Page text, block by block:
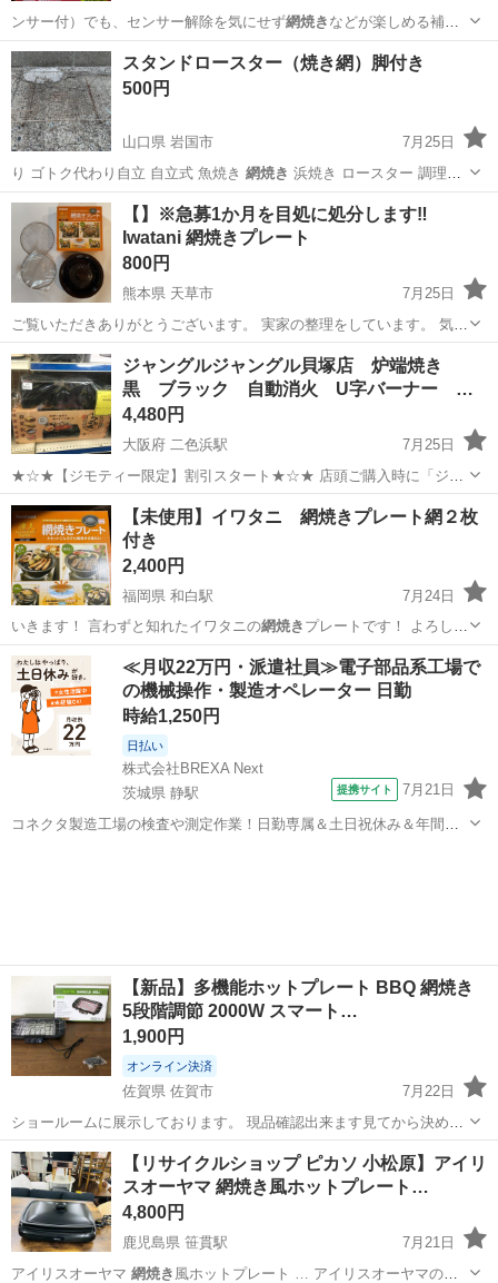
ンサー付）でも、センサー解除を気にせず網焼き などが楽しめる補助
五徳「焼き台」です。…
長野 茅野市 調理器具
スタンドロースター（焼き網）脚付き
500円
山口県 岩国市
7月25日
り ゴトク代わり自立 自立式 魚焼き 網焼き 浜焼き ロースター 調理器
具 クッキ…
山口 岩国市 調理器具 ロースター
【】※急募1か月を目処に処分します‼︎
Iwatani 網焼きプレート
800円
熊本県 天草市
7月25日
ご覧いただきありがとうございます。 実家の整理をしています。 気に
なる点ありましたらお問い合わせください。 まとめてのお問い合わせ
も大歓迎です。よろしくお願い致します^_^ 自宅にて使用しておりま
す。中古品です。 網は...
熊本 天草市 調理器具 網焼き
ジャングルジャングル貝塚店 炉端焼き
黒 ブラック 自動消火 U字バーナー
マ…
4,480円
大阪府 二色浜駅
7月25日
★☆★【ジモティー限定】割引スタート★☆★ 店頭ご購入時に「ジモ
ティーを見た」とお伝え頂くと 【店頭価格より 家具•家電は7%OFF！
その他商品は3%OFF!!】にてご購入出来ます！ 家具ならご自身でお持
ち帰りの場合に...
大阪 貝塚市 二色浜駅 キッチン家電 ジャングル
【未使用】イワタニ 網焼きプレート網２枚
付き
2,400円
福岡県 和白駅
7月24日
いきます！ 言わずと知れたイワタニの網焼き プレートです！ よろしく
お願いします🙇…
福岡 福岡市 和白駅 調理器具 網焼き
≪月収22万円・派遣社員≫電子部品系工場で
の機械操作・製造オペレーター 日勤
時給1,250円
日払い
株式会社BREXA Next
茨城県 静駅
提携サイト 7月21日
コネクタ製造工場の検査や測定作業！日勤専属＆土日祝休み＆年間休
【新品】多機能ホットプレート BBQ 網焼き
5段階調節 2000W スマート…
1,900円
オンライン決済
佐賀県 佐賀市
7月22日
ショールームに展示しております。 現品確認出来ます見てから決めて
頂いて構いません。 （事前にお問合せ下さい。） 引き渡しは平日10：
00～19：00・土/日/祭日13：00～20：00頃まででお願いします。 火曜
日は...
佐賀 佐賀市 キッチン家電
【リサイクルショップ ピカソ 小松原】アイリ
スオーヤマ 網焼き風ホットプレート…
4,800円
鹿児島県 笹貫駅
7月21日
アイリスオーヤマ 網焼き 風ホットプレート … アイリスオーヤマの網